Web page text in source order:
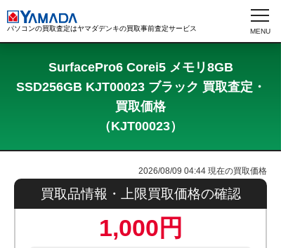
パソコンの買取査定はヤマダデンキの買取事前査定サービス
SurfacePro6 Corei5 メモリ8GB
SSD256GB KJT00023 ブラック 買取査定・
買取価格
（KJT00023）
2026/08/09 04:44 現在の買取価格
買取品情報・上限買取価格の確認
1,000円